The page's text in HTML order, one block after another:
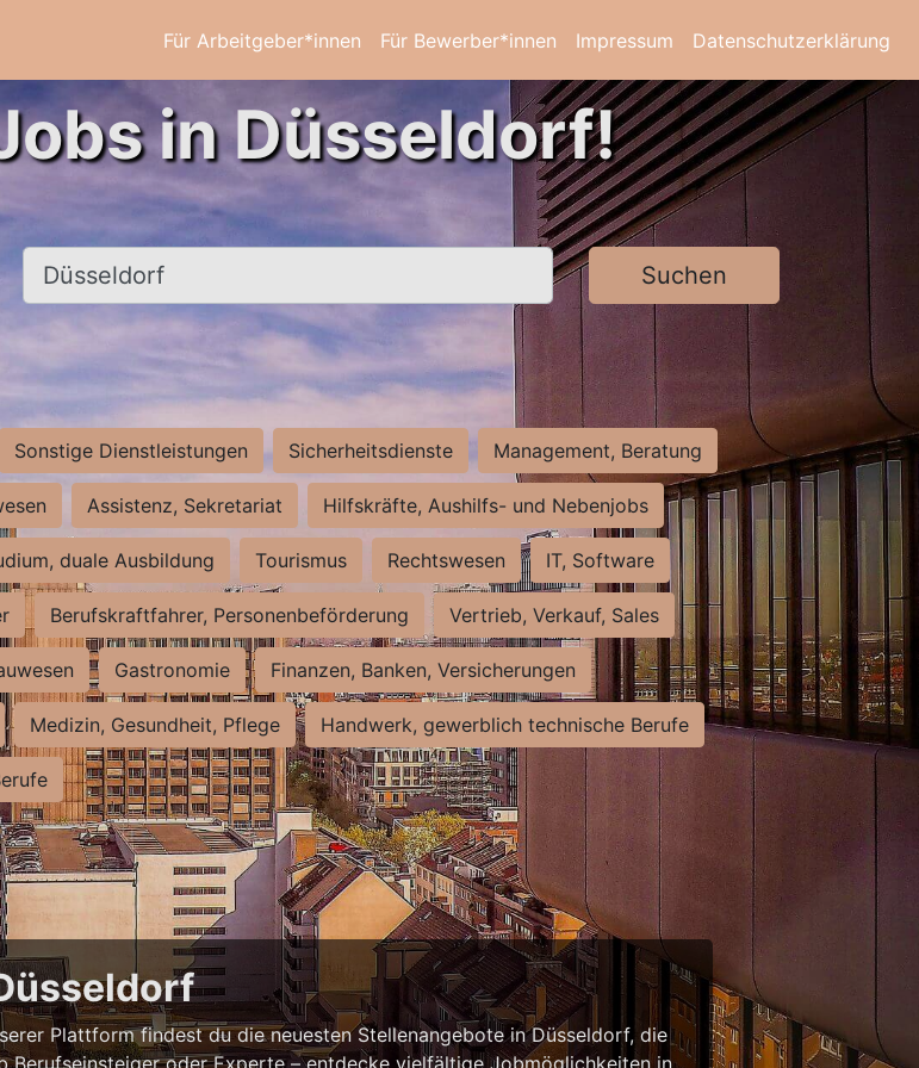
Für Arbeitgeber*innen Für Bewerber*innen Impressum Datenschutzerklärung
in Düsseldorf!
Ort, Stadt Suchen
Sonstige Dienstleistungen Sicherheitsdienste Management, Beratung
Assistenz, Sekretariat Hilfskräfte, Aushilfs- und Nebenjobs
duale Ausbildung Tourismus Rechtswesen IT, Software
Berufskraftfahrer, Personenbeförderung Vertrieb, Verkauf, Sales
Gastronomie Finanzen, Banken, Versicherungen
Medizin, Gesundheit, Pflege Handwerk, gewerblich technische Berufe
Plattform findest du die neuesten Stellenangebote in Düsseldorf, die